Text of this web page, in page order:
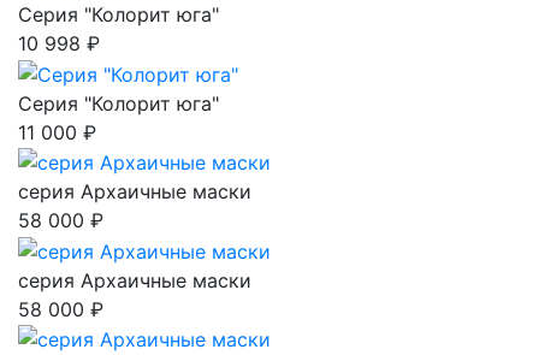
Серия "Колорит юга"
10 998 ₽
Серия "Колорит юга"
11 000 ₽
серия Архаичные маски
58 000 ₽
серия Архаичные маски
58 000 ₽